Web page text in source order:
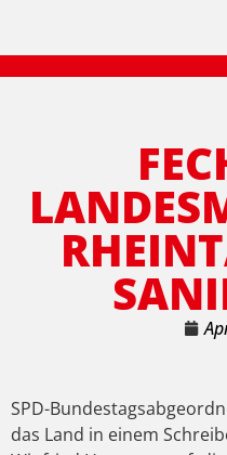
SPD-
das Land in einem